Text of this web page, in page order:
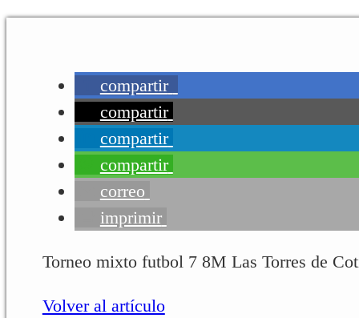
compartir
compartir
compartir
compartir
correo
imprimir
Torneo mixto futbol 7 8M Las Torres de
Volver al artículo